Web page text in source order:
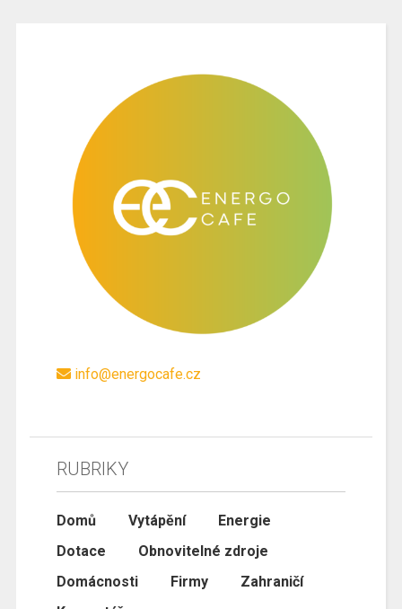
info@energocafe.cz
RUBRIKY
Domů Vytápění
Energie
Dotace
Obnovitelné zdroje
Domácnosti
Firmy
Zahraničí